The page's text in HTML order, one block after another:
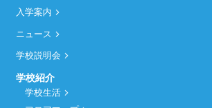
入学案内
ニュース
学校説明会
学校紹介
学校生活